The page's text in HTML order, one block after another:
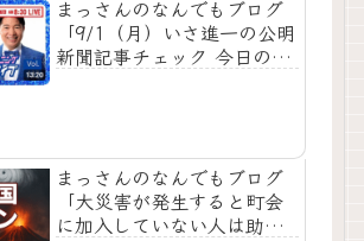
まっさんのなんでもブログ
「9/1（月）いさ進一の公明
新聞記事チェック 今日のニ
まっさんのなんでもブログ
「大災害が発生すると町会
に加入していない人は助か